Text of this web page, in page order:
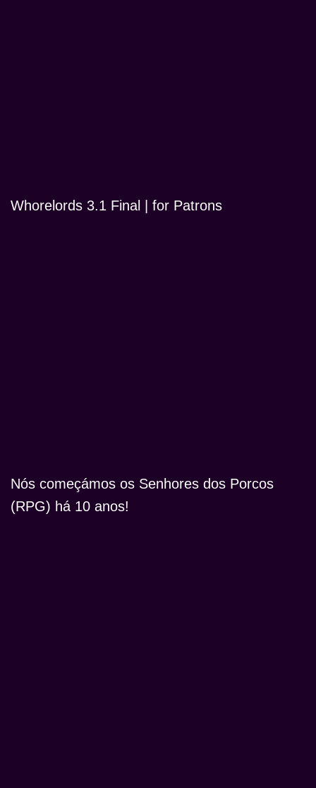
Whorelords 3.1 Final | for Patrons
Nós começámos os Senhores dos Porcos
(RPG) há 10 anos!